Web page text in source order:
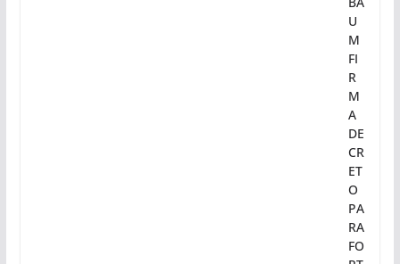
U
M
FI
R
M
A
DE
CR
ET
O
PA
RA
FO